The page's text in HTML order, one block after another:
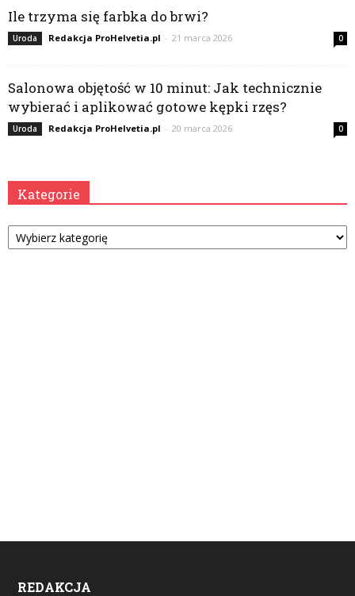
Ile trzyma się farbka do brwi?
Uroda Redakcja ProHelvetia.pl - 21 marca 2026 0
Salonowa objętość w 10 minut: Jak technicznie
wybierać i aplikować gotowe kępki rzęs?
Uroda Redakcja ProHelvetia.pl - 20 marca 2026 0
Kategorie
Kategorie
REDAKCJA